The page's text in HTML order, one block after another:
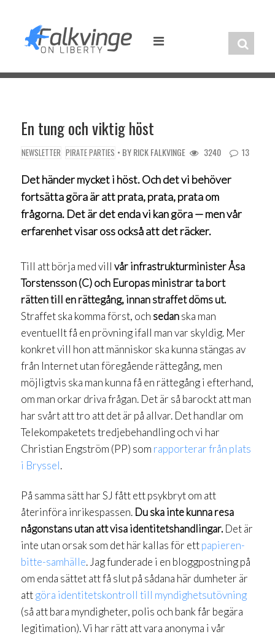
content
En tung och viktig höst
NEWSLETTER PIRATE PARTIES • BYRICK FALKVINGE 3240 13
Det händer mycket i höst. Och det vi behöver
fortsätta göra är att prata, prata, prata om
frågorna. Det är det enda vi kan göra — men vår
erfarenhet visar oss också att det räcker.
Till att börja med vill vår infrastrukturminister Åsa
Torstensson (C) och Europas ministrar ta bort
rätten till en rättegång, innan straffet döms ut.
Straffet ska komma först, och sedanska man
eventuellt få en prövning ifall man var skyldig. Mer
konkret vill hon att människor ska kunna stängas av
från Internet utan föregående rättegång, men
möjligtvis ska man kunna få en rättegång i efterhand,
om man orkar driva frågan. Det är så barockt att man
har svårt att tro att det är på allvar. Det handlar om
Telekompaketets tredjebehandling och vi har
Christian Engström (PP) som rapporterar från plats
i Bryssel.
På samma sätt har SJ fått ett psykbryt om att
återinföra inrikespassen. Du ska inte kunna resa
någonstans utan att visa identitetshandlingar. Det är
inte utan orsak som det här kallas för ettpapieren-
bitte-samhälle. Jag funderade i en bloggpostning på
om enda sättet att få slut på sådana här dumheter är
attgöra identitetskontroll till myndighetsutövning
(så att bara myndigheter, polis och bank får begära
legitimation). Vi har rätt att vara anonyma i vår